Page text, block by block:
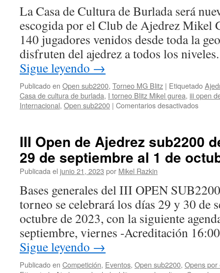
1/3:
Llenazo
la
clase
Veronika
Lezhepekova
La Casa de Cultura de Burlada será
escogida por el Club de Ajedrez Mikel
140 jugadores venidos desde toda la
disfruten del ajedrez a todos los
Sigue leyendo →
Publicado en Open sub2200, Torneo MG Blitz | Etiquetado
Casa de cultura de burlada, I torneo Blitz Mikel gurea, iii open
Internacional, Open sub2200 | Comentarios desactivadosen
del
III
Open
de
III Open de Ajedrez sub2200
29 de septiembre al 1 de
Publicada el junio 21, 2023 por Mikel Razkin
Bases generales del III OPEN
torneo se celebrará los días 29 y 30 de
octubre de 2023, con la siguiente
septiembre, viernes -Acreditación
Sigue leyendo →
Publicado en Competición, Eventos, Open sub2200, Opens por